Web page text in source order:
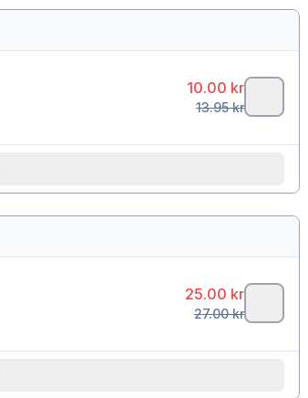
10.00 kr
13.95kr
25.00 kr
27.00kr